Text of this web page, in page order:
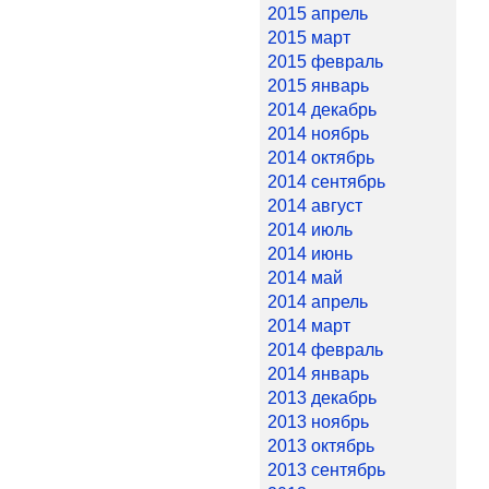
2015 апрель
2015 март
2015 февраль
2015 январь
2014 декабрь
2014 ноябрь
2014 октябрь
2014 сентябрь
2014 август
2014 июль
2014 июнь
2014 май
2014 апрель
2014 март
2014 февраль
2014 январь
2013 декабрь
2013 ноябрь
2013 октябрь
2013 сентябрь